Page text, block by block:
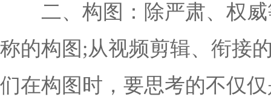
二、构图：除严肃、权威
称的构图;从视频剪辑、衔接
们在构图时，要思考的不仅